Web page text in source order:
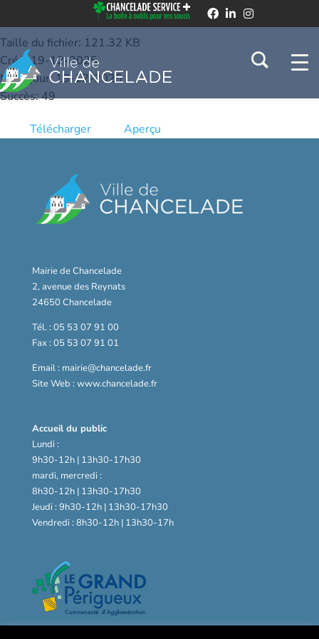
D118_25 - Sortie de biens de l'inventaire
communal et de l'actif
Taille du fichier: 121.32 KB
Créé: 19-12-2025
Mis à jour: 19-12-2025
Succès: 49
Télécharger Aperçu
Mairie de Chancelade
2, avenue des Reynats
24650 Chancelade
Tél. : 05 53 07 91 00
Fax : 05 53 07 91 01
Email : mairie@chancelade.fr
Site Web : www.chancelade.fr
Accueil du public
Lundi :
9h30-12h | 13h30-17h30
mardi, mercredi :
8h30-12h | 13h30-17h30
Jeudi : 9h30-12h | 13h30-17h30
Vendredi : 8h30-12h | 13h30-17h